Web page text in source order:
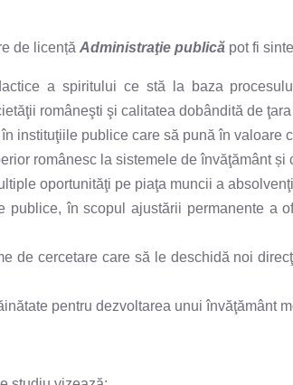
de licență Administraţie publică pot fi
a spiritului ce stă la baza
româneşti şi calitatea dobândită de
instituţiile publice care să pună în
românesc la sistemele de învăţământ
oportunităţi pe piaţa muncii a
publice, în scopul ajustării permanente a
de cercetare care să le deschidă noi
pentru dezvoltarea unui învăţământ